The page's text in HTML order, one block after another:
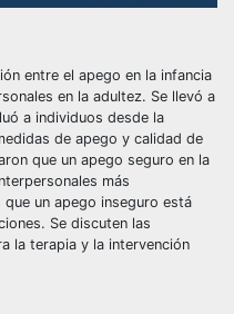
entre el apego en la infancia
en la adultez. Se llevó a
a individuos desde la
de apego y calidad de
que un apego seguro en la
más
un apego inseguro está
Se discuten las
la terapia y la intervención